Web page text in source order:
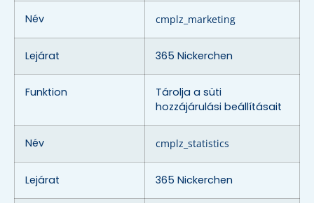
Név cmplz_marketing
Lejárat 365 Nickerchen
Funktion
Tárolja a süti
hozzájárulási beállításait
Név cmplz_statistics
Lejárat 365 Nickerchen